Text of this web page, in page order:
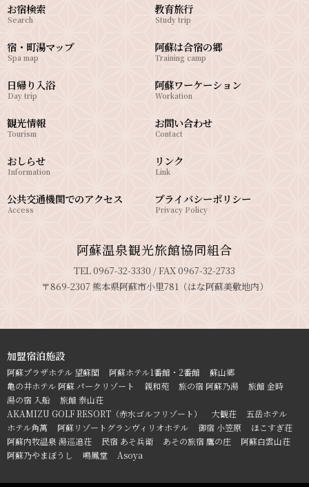
お宿検索
Search
宿・町湯マップ
Spa map
日帰り入浴
Day trip
教育旅行
Study trip
阿蘇は合宿の郷
Training camp
阿蘇ワーケーション
Workation
観光情報
Tourism
おしらせ
Information
公共交通機関でのアクセス
Access
お問い合わせ
Contact
リンク
Link
プライバシーポリシー
Privacy Policy
阿蘇温泉観光旅館協同組合
TEL 0967-32-3330 / FAX 0967-32-2733
〒869-2307 熊本県阿蘇市小里781（はな阿蘇美敷地内）
加盟宿泊施設
阿蘇プラザホテル 望蘇閣 阿蘇ホテル1番館・2番館
蘇山郷
亀の井ホテル 阿蘇 パークリゾート
親和苑 旅の宿 阿蘇乃湯
旅館 金時
湯の宿 入船
旅館 泰山荘
AKAMIZU GOLF RESORT（赤水ゴルフリゾート）
大観荘
五岳ホテル
ホテル角萬
阿蘇リゾートグランヴィリオホテル 御宿 小笠原
ほこすぎ荘
阿蘇内牧温泉 湯巡追荘
民宿 あそ兵衛 あその旅宿 鷹の庄
阿蘇白雲山荘
阿蘇乃やまぼうし
鳴鳳堂 Asoya